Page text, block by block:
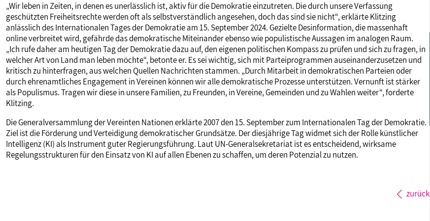
„Wir leben in Zeiten, in denen es unerlässlich ist, aktiv für die Demokratie einzutreten. Die durch unsere Verfassung
geschützten Freiheitsrechte werden oft als selbstverständlich angesehen, doch das sind sie nicht“, erklärte Klitzing
anlässlich des Internationalen Tages der Demokratie am 15. September 2024. Gezielte Desinformation, die massenhaft
online verbreitet wird, gefährde das demokratische Miteinander ebenso wie populistische Aussagen im analogen Raum.
„Ich rufe daher am heutigen Tag der Demokratie dazu auf, den eigenen politischen Kompass zu prüfen und sich zu fragen, in
welcher Art von Land man leben möchte“, betonte er. Es sei wichtig, sich mit Parteiprogrammen auseinanderzusetzen und
kritisch zu hinterfragen, aus welchen Quellen Nachrichten stammen. „Durch Mitarbeit in demokratischen Parteien oder
durch ehrenamtliches Engagement in Vereinen können wir alle demokratische Prozesse unterstützen. Vernunft ist stärker
als Populismus. Tragen wir diese in unsere Familien, zu Freunden, in Vereine, Gemeinden und zu Wahlen weiter“, forderte
Klitzing.
Die Generalversammlung der Vereinten Nationen erklärte 2007 den 15. September zum Internationalen Tag der Demokratie.
Ziel ist die Förderung und Verteidigung demokratischer Grundsätze. Der diesjährige Tag widmet sich der Rolle künstlicher
Intelligenz (KI) als Instrument guter Regierungsführung. Laut UN-Generalsekretariat ist es entscheidend, wirksame
Regelungsstrukturen für den Einsatz von KI auf allen Ebenen zu schaffen, um deren Potenzial zu nutzen.
zurück